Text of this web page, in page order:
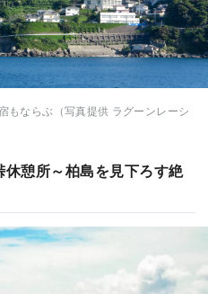
もならぶ（写真提供 ラグーンレーシ
休憩所～柏島を見下ろす絶